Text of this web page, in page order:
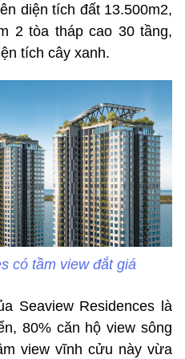
diện tích đất 13.500m2,
2 tòa tháp cao 30 tầng,
tích cây xanh.
có tầm view đắt giá
Seaview Residences là
80% căn hộ view sông
view vĩnh cửu này vừa